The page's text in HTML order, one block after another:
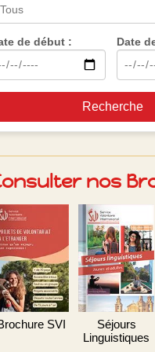
de début : Date
Recherche
nos
SVI
Séjours
Linguistiques